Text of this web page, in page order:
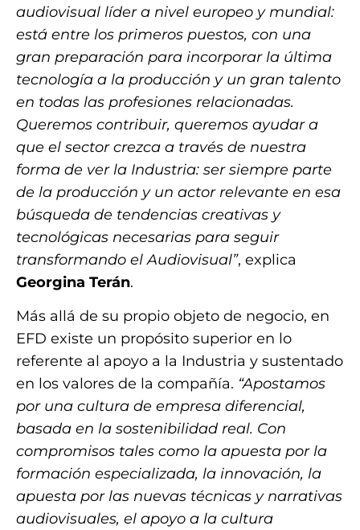
audiovisual líder a nivel europeo y mundial:
está entre los primeros puestos, con una
gran preparación para incorporar la última
tecnología a la producción y un gran talento
en todas las profesiones relacionadas.
Queremos contribuir, queremos ayudar a
que el sector crezca a través de nuestra
forma de ver la Industria: ser siempre parte
de la producción y un actor relevante en esa
búsqueda de tendencias creativas y
tecnológicas necesarias para seguir
transformando el Audiovisual”, explica
Georgina Terán.
Más allá de su propio objeto de negocio, en
EFD existe un propósito superior en lo
referente al apoyo a la Industria y sustentado
en los valores de la compañía. “Apostamos
por una cultura de empresa diferencial,
basada en la sostenibilidad real. Con
compromisos tales como la apuesta por la
formación especializada, la innovación, la
apuesta por las nuevas técnicas y narrativas
audiovisuales, el apoyo a la cultura